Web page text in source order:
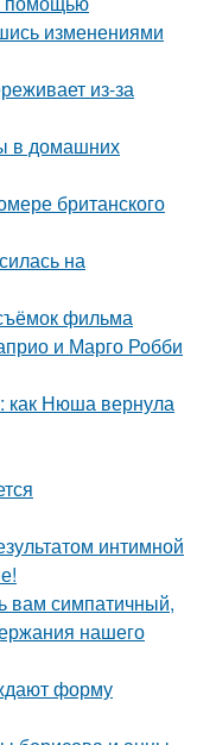
изменениями
из-за
в домашних
британского
на
фильма
и Марго Робби
как Нюша вернула
интимной
вам симпатичный,
нашего
форму